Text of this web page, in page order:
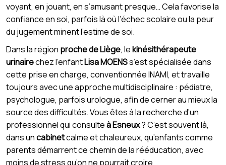
voyant, en jouant, en s’amusant presque… Cela favorise la
confiance en soi, parfois là où l’échec scolaire ou la peur
du jugement minent l’estime de soi.
Dans la région proche de Liège, lekinésithérapeute
urinairechez l’enfantLisa MOENSs’est spécialisée dans
cette prise en charge, conventionnée INAMI, et travaille
toujours avec une approche multidisciplinaire : pédiatre,
psychologue, parfois urologue, afin de cerner au mieux la
source des difficultés. Vous êtes à la recherche d’un
professionnel qui consulteà Esneux? C’est souvent là,
dans uncabinetcalme et chaleureux, qu’enfants comme
parents démarrent ce chemin de la rééducation, avec
moins de stress qu’on ne pourrait croire.